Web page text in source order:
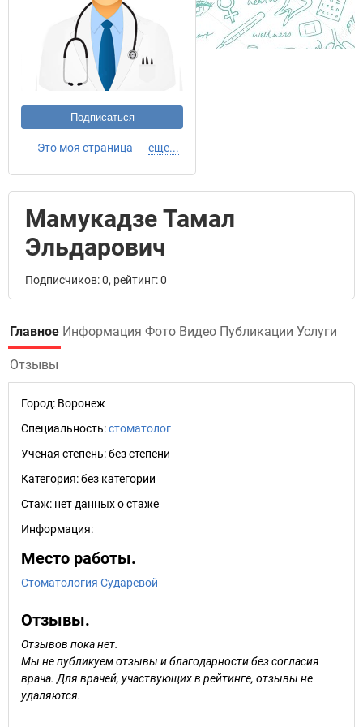
Подписаться
Это моя страница еще...
Мамукадзе Тамал
Эльдарович
Подписчиков: 0, рейтинг: 0
Главное Информация Фото Видео Публикации Услуги
Отзывы
Город: Воронеж
Специальность:стоматолог
Ученая степень:без степени
Категория:без категории
Стаж: нет данных о стаже
Информация:
Место работы.
Стоматология Сударевой
Отзывы.
Отзывов пока нет.
Мы не публикуем отзывы и благодарности без согласия
врача. Для врачей, участвующих в рейтинге, отзывы не
удаляются.